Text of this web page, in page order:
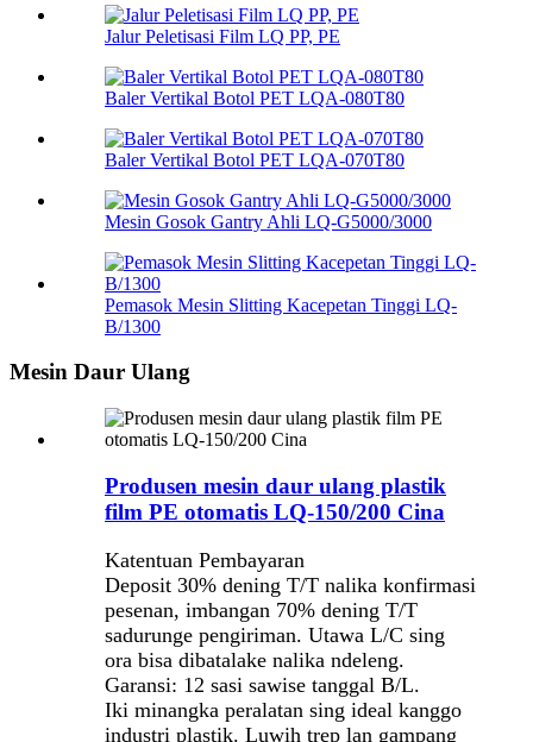
Jalur Peletisasi Film LQ PP, PE
Baler Vertikal Botol PET LQA-080T80
Baler Vertikal Botol PET LQA-070T80
Mesin Gosok Gantry Ahli LQ-G5000/3000
Pemasok Mesin Slitting Kacepetan Tinggi LQ-
B/1300
Mesin Daur Ulang
Produsen mesin daur ulang plastik
film PE otomatis LQ-150/200 Cina
Katentuan Pembayaran
Deposit 30% dening T/T nalika konfirmasi
pesenan, imbangan 70% dening T/T
sadurunge pengiriman. Utawa L/C sing
ora bisa dibatalake nalika ndeleng.
Garansi: 12 sasi sawise tanggal B/L.
Iki minangka peralatan sing ideal kanggo
industri plastik. Luwih trep lan gampang